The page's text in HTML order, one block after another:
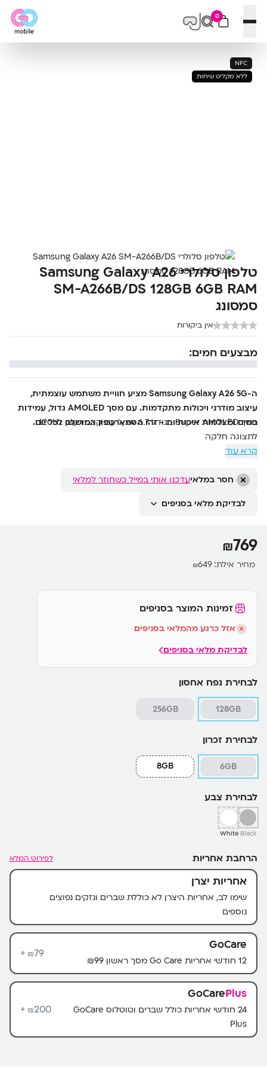
פתח תפריט
0
NFC
ללא מקליט שיחות
טלפון סלולרי Samsung Galaxy A26
SM-A266B/DS 128GB 6GB RAM
סמסונג
אין ביקורות
מבצעים חמים:
ה-Samsung Galaxy A26 5G מציע חוויית משתמש עוצמתית,
עיצוב מודרני ויכולות מתקדמות. עם מסך AMOLED גדול, עמידות
במים ומצלמות איכותיות - זהו הסמארטפון המושלם לכל יום.
מסך Super AMOLED בגודל 6.7 אינץ' עם קצב רענון 120Hz
לתצוגה חלקה
סוללת 5000mAh לשימוש ממושך וטעינה מהירה
תמיכה ב-5G לקישוריות מהירה במיוחד
קרא עוד
חסר במלאיעדכנו אותי במייל כשחוזר למלאי
לבדיקת מלאי בסניפים
₪769
מחיר אילת: ₪649
זמינות המוצר בסניפים
אזל כרגע מהמלאי בסניפים
לבדיקת מלאי בסניפים
לבחירת נפח אחסון
128GB
256GB
לבחירת זכרון
6GB
8GB
לבחירת צבע
Black
White
הרחבת אחריות לפירוט המלא
אחריות יצרן
שימו לב, אחריות היצרן לא כוללת שברים ונזקים נפוצים
נוספים
GoCare
12 חודשי אחריות Go Care מסך ראשון ₪99
₪79+
GoCarePlus
24 חודשי אחריות כולל שברים וטוטלוס GoCare
Plus
₪200+